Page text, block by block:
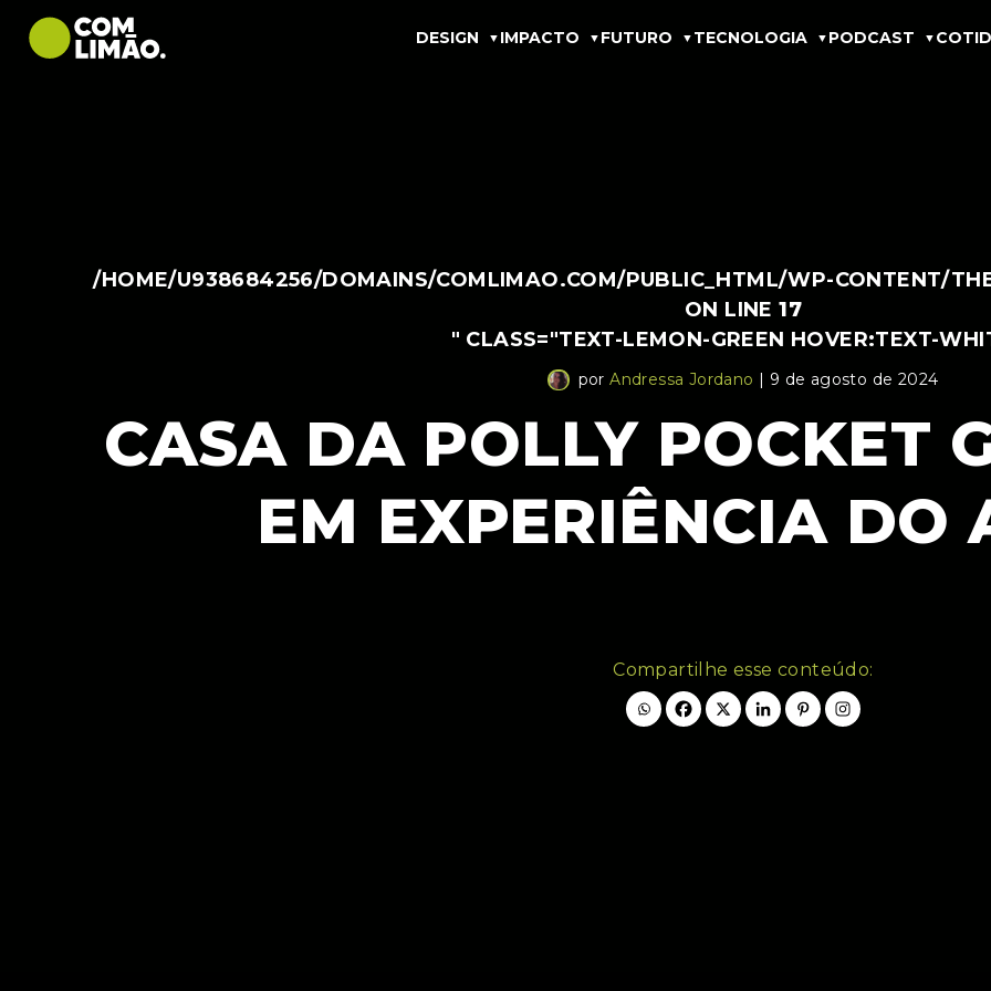
DESIGN IMPACTO FUTURO TECNOLOGIA PODCAST
/HOME/U938684256/DOMAINS/COMLIMAO.COM/PUBLIC_HTML/WP-CONTENT/
ON LINE17
" CLASS="TEXT-LEMON-GREEN HOVER:TEXT-
porAndressa Jordano | 9 de agosto de 2024
CASA DA POLLY POCKET
EM EXPERIÊNCIA DO
Compartilhe esse conteúdo: